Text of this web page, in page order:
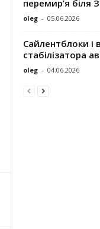
перемир’я біля
oleg - 05.06.2026
Сайлентблоки і
стабілізатора
oleg - 04.06.2026